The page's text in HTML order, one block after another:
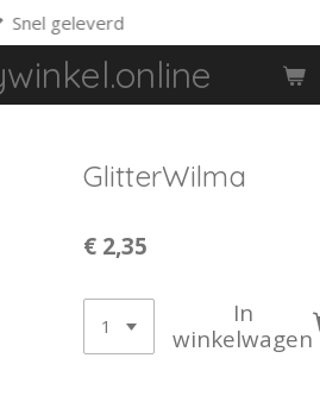
Snel geleverd
GlitterWilma
€ 2,35
In
winkelwagen